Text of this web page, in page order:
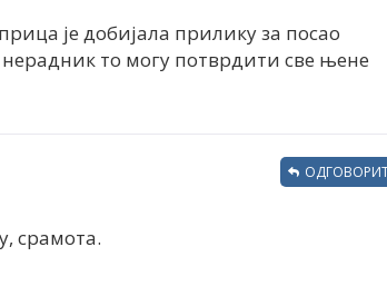
је добијала прилику за посао
то могу потврдити све њене
срамота.